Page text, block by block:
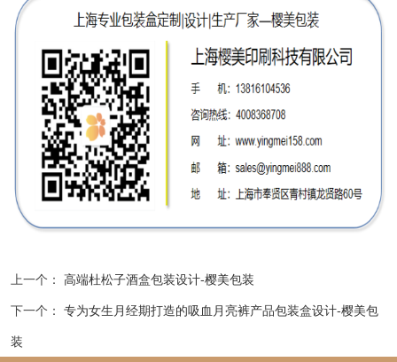
上一个： 高端杜松子酒盒包装设计-樱美包装
下一个： 专为女生月经期打造的吸血月亮裤产品包装盒设计-樱美包
装